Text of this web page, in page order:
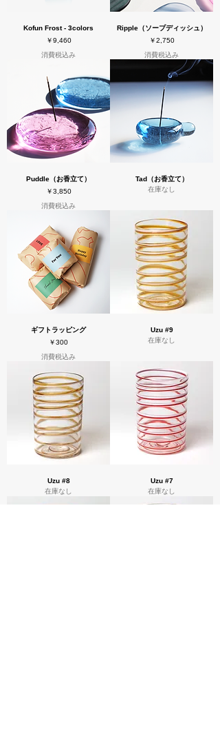
Kofun Frost - 3colors
価格
￥9,460
消費税込み
Ripple（ソープディッシュ）
価格
￥2,750
消費税込み
Puddle（お香立て）
価格
￥3,850
消費税込み
Tad（お香立て）
在庫なし
ギフトラッピング
価格
￥300
消費税込み
Uzu #9
在庫なし
Uzu #8
在庫なし
Uzu #7
在庫なし